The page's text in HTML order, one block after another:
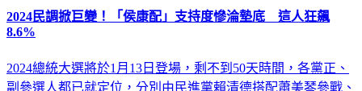
2024民調掀巨變！「侯康配」支持度慘淪墊底 這人狂飆
8.6%
2024總統大選將於1月13日登場，剩不到50天時間，各黨正、
副參選人都已就定位，分別由民進黨賴清德搭配蕭美琴參戰、